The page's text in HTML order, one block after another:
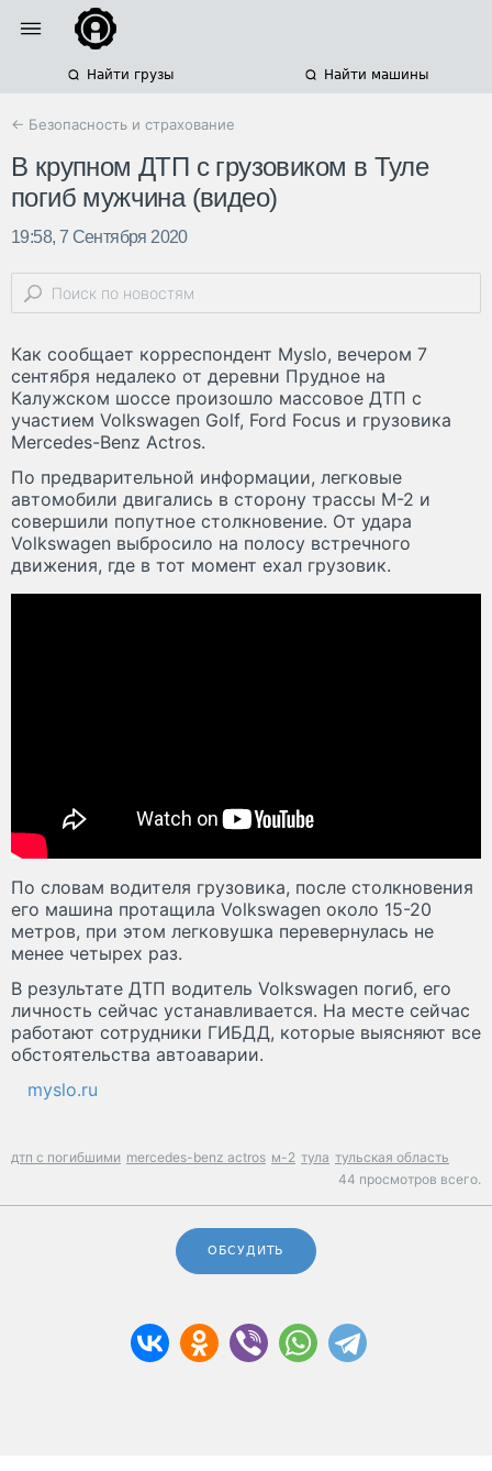
Найти грузы Найти машины
← Безопасность и страхование
В крупном ДТП с грузовиком в Туле
погиб мужчина (видео)
19:58, 7 Сентября 2020
Как сообщает корреспондент Myslo, вечером 7
сентября недалеко от деревни Прудное на
Калужском шоссе произошло массовое ДТП с
участием Volkswagen Golf, Ford Focus и грузовика
Mercedes-Benz Actros.
По предварительной информации, легковые
автомобили двигались в сторону трассы М-2 и
совершили попутное столкновение. От удара
Volkswagen выбросило на полосу встречного
движения, где в тот момент ехал грузовик.
По словам водителя грузовика, после столкновения
его машина протащила Volkswagen около 15-20
метров, при этом легковушка перевернулась не
менее четырех раз.
В результате ДТП водитель Volkswagen погиб, его
личность сейчас устанавливается. На месте сейчас
работают сотрудники ГИБДД, которые выясняют все
обстоятельства автоаварии.
myslo.ru
дтп с погибшими mercedes-benz actros м-2 тула тульская область
44 просмотров всего.
ОБСУДИТЬ